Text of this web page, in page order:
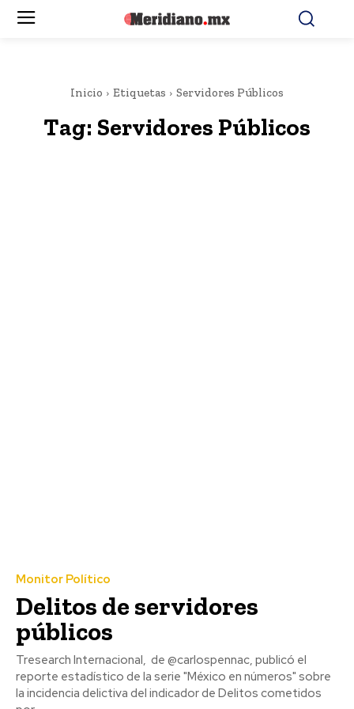
Inicio Etiquetas Servidores Públicos
Tag: Servidores Públicos
Monitor Político
Delitos de servidores
públicos
Tresearch Internacional, de @carlospennac, publicó el
reporte estadístico de la serie "México en números" sobre
la incidencia delictiva del indicador de Delitos cometidos